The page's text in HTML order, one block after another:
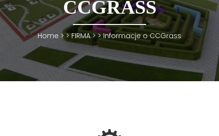
CCGRASS
Home > >FIRMA> >Informacje o CCGrass